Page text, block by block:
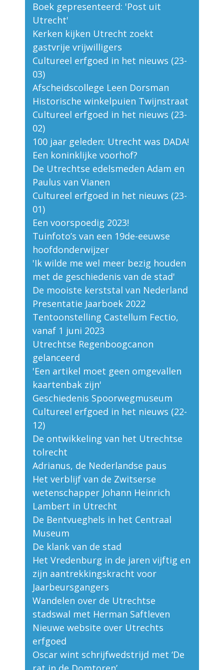
Boek gepresenteerd: 'Post uit
Utrecht'
Kerken kijken Utrecht zoekt
gastvrije vrijwilligers
Cultureel erfgoed in het nieuws (23-
03)
Afscheidscollege Leen Dorsman
Historische winkelpuien Twijnstraat
Cultureel erfgoed in het nieuws (23-
02)
100 jaar geleden: Utrecht was DADA!
Een koninklijke voorhof?
De Utrechtse edelsmeden Adam en
Paulus van Vianen
Cultureel erfgoed in het nieuws (23-
01)
Een voorspoedig 2023!
Tuinfoto’s van een 19de-eeuwse
hoofdonderwijzer
'Ik wilde me wel meer bezig houden
met de geschiedenis van de stad'
De mooiste kerststal van Nederland
Presentatie Jaarboek 2022
Tentoonstelling Castellum Fectio,
vanaf 1 juni 2023
Utrechtse Regenboogcanon
gelanceerd
'Een artikel moet geen omgevallen
kaartenbak zijn'
Geschiedenis Spoorwegmuseum
Cultureel erfgoed in het nieuws (22-
12)
De ontwikkeling van het Utrechtse
tolrecht
Adrianus, de Nederlandse paus
Het verblijf van de Zwitserse
wetenschapper Johann Heinrich
Lambert in Utrecht
De Bentvueghels in het Centraal
Museum
De klank van de stad
Het Vredenburg in de jaren vijftig en
zijn aantrekkingskracht voor
Jaarbeursgangers
Wandelen over de Utrechtse
stadswal met Herman Saftleven
Nieuwe website over Utrechts
erfgoed
Oscar wint schrijfwedstrijd met ‘De